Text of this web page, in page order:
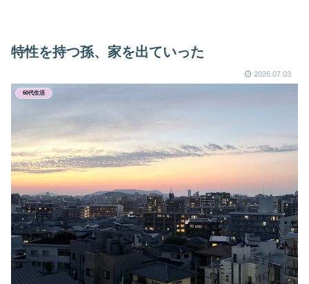
特性を持つ孫、家を出ていった
2026.07.03
60代生活